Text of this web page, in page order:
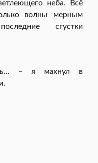
неба. Всё
волны мерным
сгустки
– я махнул в